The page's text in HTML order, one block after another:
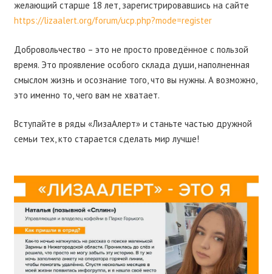
желающий старше 18 лет, зарегистрировавшись на сайте
https://lizaalert.org/forum/ucp.php?mode=register
Добровольчество – это не просто проведённое с пользой
время. Это проявление особого склада души, наполненная
смыслом жизнь и осознание того, что вы нужны. А возможно,
это именно то, чего вам не хватает.
Вступайте в ряды «ЛизаАлерт» и станьте частью дружной
семьи тех, кто старается сделать мир лучше!